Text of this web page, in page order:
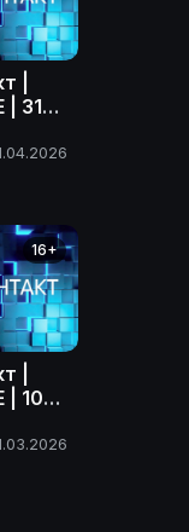
|
| 31
16+
|
| 10